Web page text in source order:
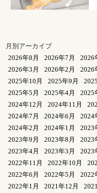
月別アーカイブ
2026年8月
2026年7月 2026
2026年3月
2026年2月 2026
2025年10月
2025年9月
2025年5月
2025年4月 2025
2024年12月
2024年11月
2024年7月
2024年6月 2024
2024年2月
2024年1月 2023
2023年9月
2023年8月 2023
2023年4月
2023年3月 2023
2022年11月
2022年10月
2022年6月
2022年5月 2022
2022年1月
2021年12月